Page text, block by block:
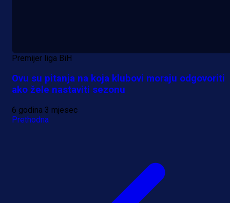
Premijer liga BiH
Ovu su pitanja na koja klubovi moraju odgovoriti
ako žele nastaviti sezonu
6 godina 3 mjesec
Prethodna